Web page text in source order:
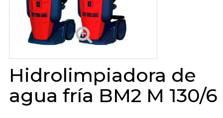
Hidrolimpiadora de
agua fría BM2 M 130/6